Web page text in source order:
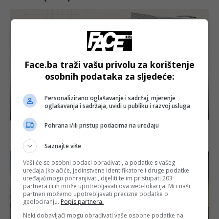
Pezeškijan: “Iran i Amerika moraju izaći iz stanja ‘ni
rata ni mira'“
Face.ba traži vašu privolu za korištenje
osobnih podataka za sljedeće:
Personalizirano oglašavanje i sadržaj, mjerenje
oglašavanja i sadržaja, uvidi u publiku i razvoj usluga
Pohrana i/ili pristup podacima na uređaju
Saznajte više
Vaši će se osobni podaci obrađivati, a podatke s vašeg
uređaja (kolačiće, jedinstvene identifikatore i druge podatke
uređaja) mogu pohranjivati, dijeliti te im pristupati 203
partnera ili ih može upotrebljavati ova web-lokacija. Mi i naši
partneri možemo upotrebljavati precizne podatke o
geolociranju. Popis partnera.
Neki dobavljači mogu obrađivati vaše osobne podatke na